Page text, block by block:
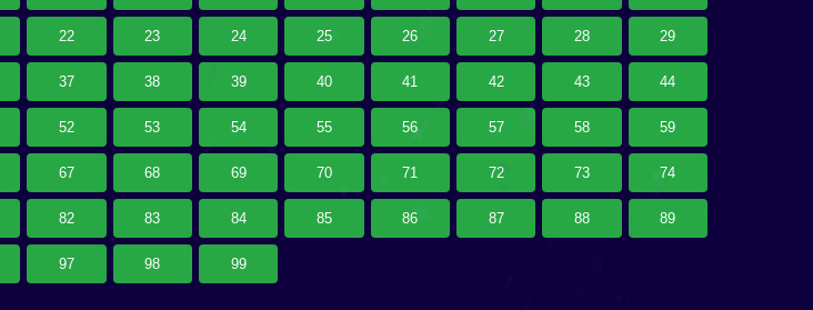
22 23 24 25 26 27 28 29
37 38 39 40 41 42 43 44
52 53 54 55 56 57 58 59
67 68 69 70 71 72 73 74
82 83 84 85 86 87 88 89
97 98 99